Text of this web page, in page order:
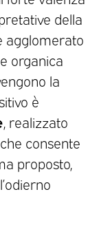
della
agglomerato
organica
la
è
, realizzato
consente
proposto,